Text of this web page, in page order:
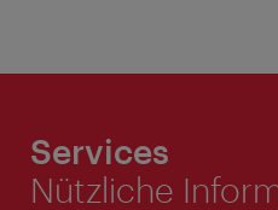
Services
Nützliche